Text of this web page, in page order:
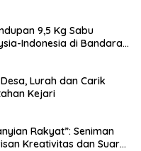
9,5 Kg Sabu
Indonesia di Bandara
Lurah dan Carik
Kejari
Rakyat”: Seniman
Kreativitas dan Suara